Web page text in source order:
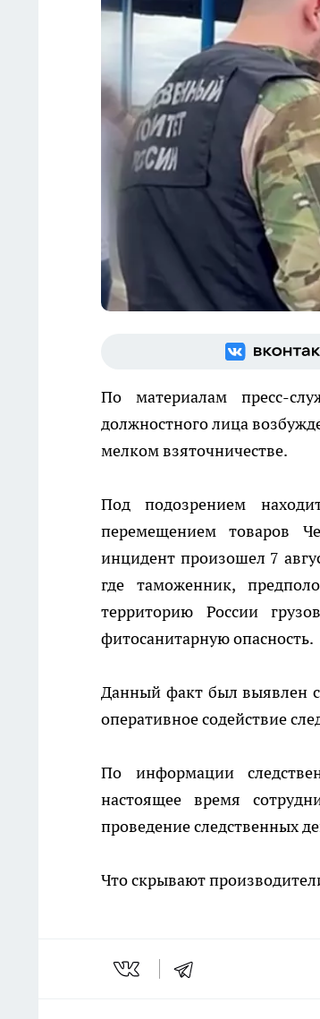
По материалам пресс-
должностного лица
мелком взяточничестве.
Под подозрением
перемещением товаров
инцидент произошел 7
где таможенник,
территорию России
фитосанитарную опасность.
Данный факт был выявлен
оперативное содействие
По информации
настоящее время
проведение следственных
Что скрывают